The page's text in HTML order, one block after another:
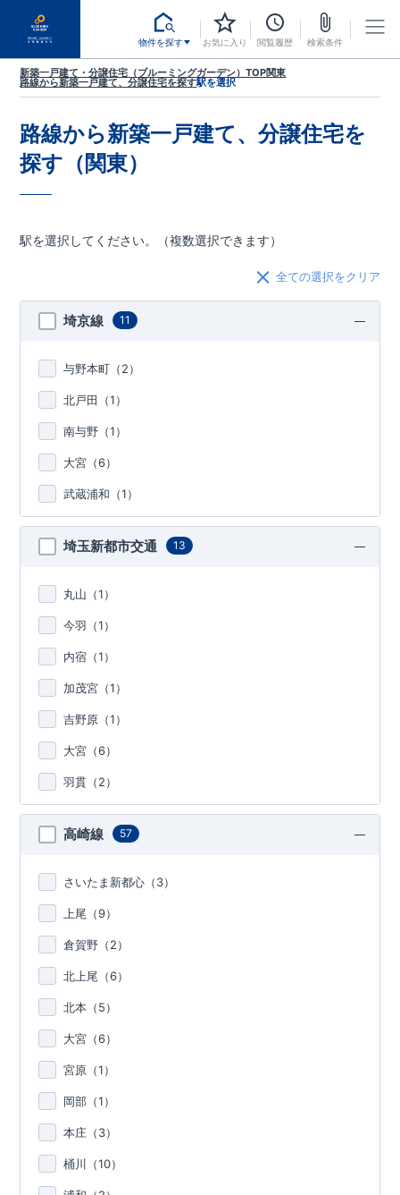
物件を探す お気に入り 閲覧履歴 検索条件
新築一戸建て・分譲住宅（ブルーミングガーデン）TOP関東
路線から新築一戸建て、分譲住宅を探す駅を選択
路線から新築一戸建て、分譲住宅を
探す（関東）
駅を選択してください。（複数選択できます）
全ての選択をクリア
埼京線 11
与野本町（2）
北戸田（1）
南与野（1）
大宮（6）
武蔵浦和（1）
埼玉新都市交通 13
丸山（1）
今羽（1）
内宿（1）
加茂宮（1）
吉野原（1）
大宮（6）
羽貫（2）
高崎線 57
さいたま新都心（3）
上尾（9）
倉賀野（2）
北上尾（6）
北本（5）
大宮（6）
宮原（1）
岡部（1）
本庄（3）
桶川（10）